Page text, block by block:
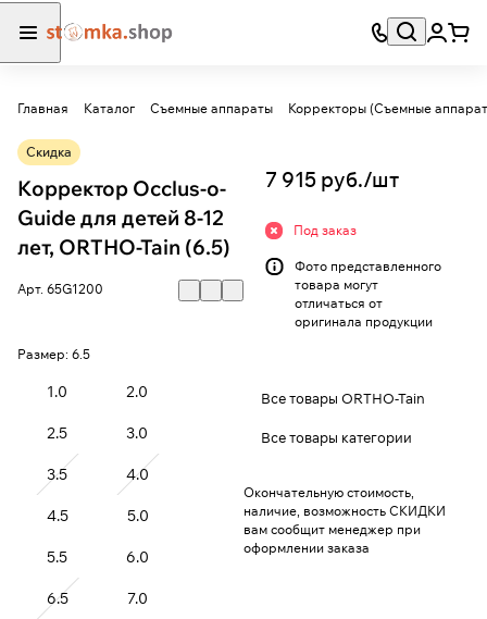
Главная Каталог Съемные аппараты Корректоры (Съемные
Скидка
Корректор Occlus-o-
Guide для детей 8-12
лет, ORTHO-Tain (6.5)
Арт. 65G1200
Размер: 6.5
1.0 2.0
2.5 3.0
3.5 4.0
4.5 5.0
5.5 6.0
6.5 7.0
7 915 руб./шт
Под заказ
Фото представленного
товара могут
отличаться от
оригинала продукции
Все товары ORTHO-Tain
Все товары категории
Окончательную стоимость,
наличие, возможность СКИДКИ
вам сообщит менеджер при
оформлении заказа